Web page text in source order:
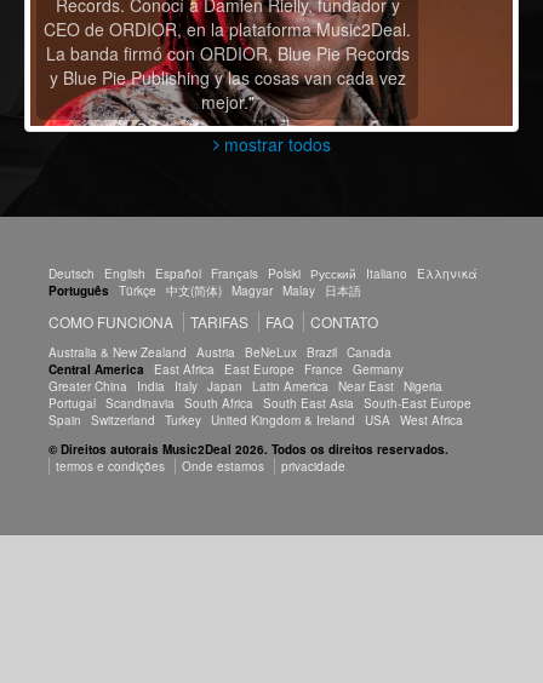
CEO de ORDIOR, en la plataforma Music2Deal.
La banda firmó con ORDIOR, Blue Pie Records
y Blue Pie Publishing y las cosas van cada vez
mejor."
mostrar todos
Deutsch English Español Français Polski Русский Italiano
Ελληνικά
Português
Türkçe 中文(简体) Magyar Malay 日本語
COMO FUNCIONA TARIFAS FAQ CONTATO
Australia & New Zealand Austria BeNeLux Brazil Canada
Central America
East Africa East Europe France
Germany
Greater China
India Italy Japan Latin America Near East Nigeria
Portugal Scandinavia South Africa South East Asia
South-East Europe
Spain
Switzerland Turkey United Kingdom & Ireland USA
West Africa
© Direitos autorais Music2Deal 2026. Todos os direitos reservados.
termos e condições
Onde estamos privacidade